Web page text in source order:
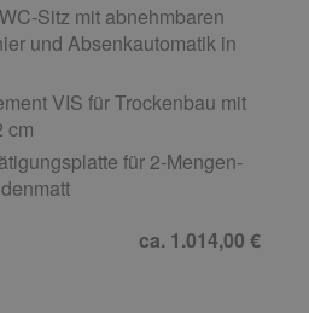
Sitz mit abnehmbaren
und Absenkautomatik in
VIS für Trockenbau mit
cm
für 2-Mengen-
ca. 1.014,00 €